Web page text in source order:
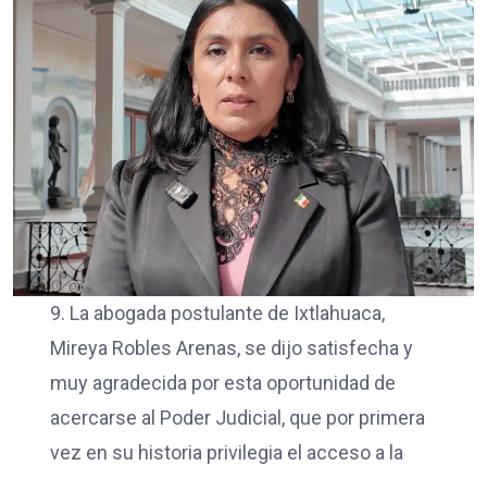
9. La abogada postulante de Ixtlahuaca,
Mireya Robles Arenas, se dijo satisfecha y
muy agradecida por esta oportunidad de
acercarse al Poder Judicial, que por primera
vez en su historia privilegia el acceso a la